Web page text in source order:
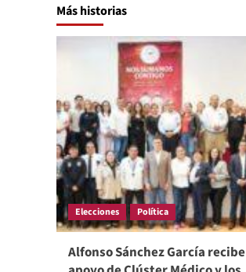
Más historias
Elecciones Política
Alfonso Sánchez García recibe